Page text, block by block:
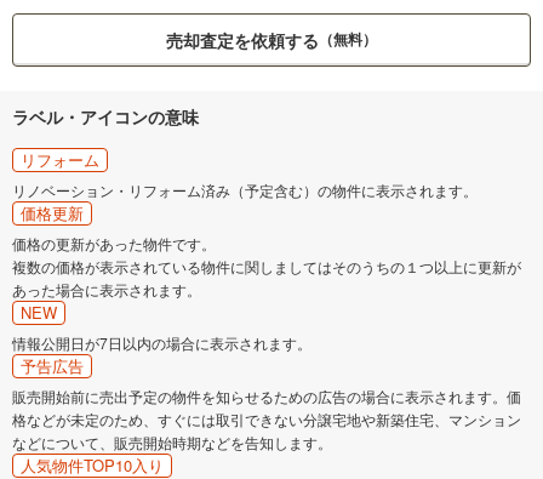
売却査定を依頼する （無料）
ラベル・アイコンの意味
リフォーム
リノベーション・リフォーム済み（予定含む）の物件に表示されます。
価格更新
価格の更新があった物件です。
複数の価格が表示されている物件に関しましてはそのうちの１つ以上に更新が
あった場合に表示されます。
NEW
情報公開日が7日以内の場合に表示されます。
予告広告
販売開始前に売出予定の物件を知らせるための広告の場合に表示されます。価
格などが未定のため、すぐには取引できない分譲宅地や新築住宅、マンション
などについて、販売開始時期などを告知します。
人気物件TOP10入り